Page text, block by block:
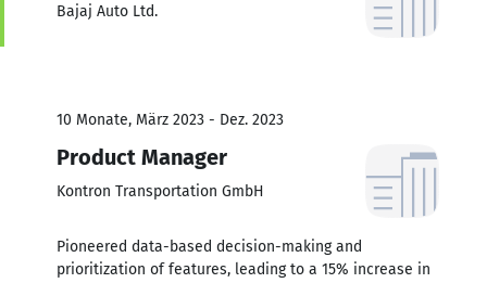
Bajaj Auto Ltd.
10 Monate, März 2023 - Dez. 2023
Product Manager
Kontron Transportation GmbH
Pioneered data-based decision-making and
prioritization of features, leading to a 15% increase in